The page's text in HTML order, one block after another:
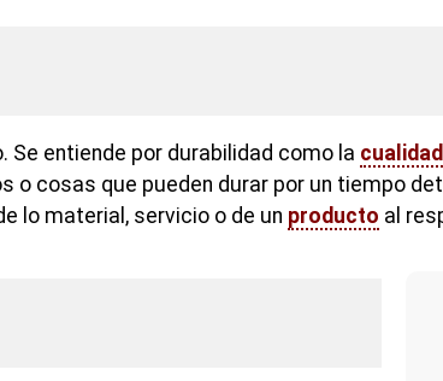
Se entiende por durabilidad como la cualidad
o cosas que pueden durar por un tiempo
lo material, servicio o de un producto al